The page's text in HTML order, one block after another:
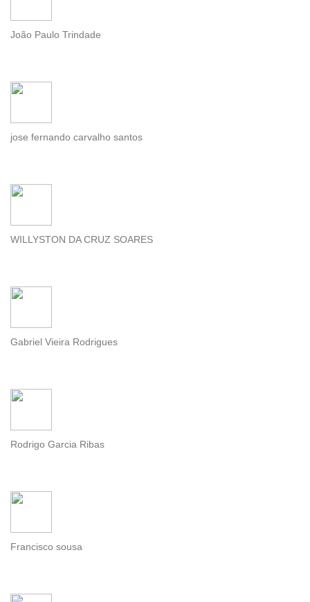
João Paulo Trindade
jose fernando carvalho santos
WILLYSTON DA CRUZ SOARES
Gabriel Vieira Rodrigues
Rodrigo Garcia Ribas
Francisco sousa